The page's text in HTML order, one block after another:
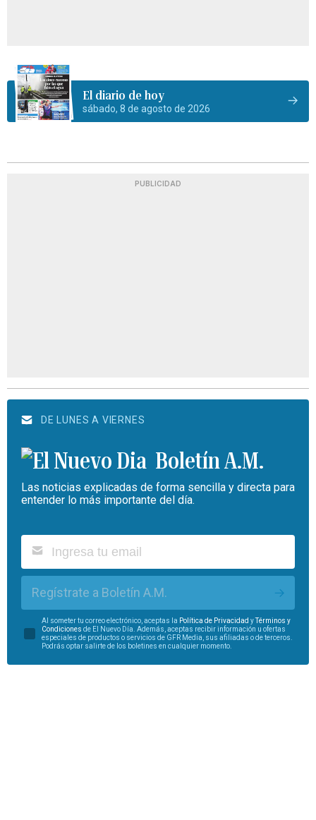
El diario de hoy
sábado, 8 de agosto de 2026
PUBLICIDAD
DE LUNES A VIERNES
Boletín A.M.
Las noticias explicadas de forma sencilla y directa para
entender lo más importante del día.
Regístrate a Boletín A.M.
Al someter tu correo electrónico, aceptas la Política de Privacidad yTérminos y
Condiciones de El Nuevo Día. Además, aceptas recibir información u ofertas
especiales de productos o servicios de GFR Media, sus afiliadas o de terceros.
Podrás optar salirte de los boletines en cualquier momento.